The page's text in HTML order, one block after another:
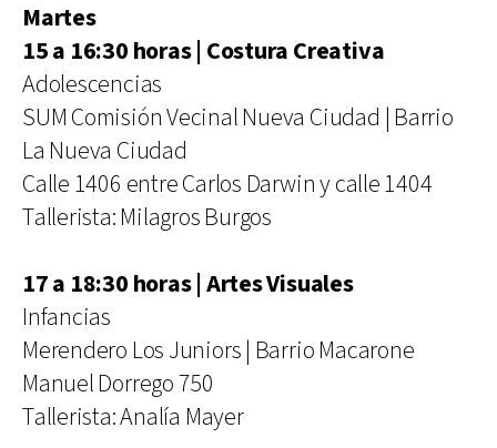
Martes
15 a 16:30 horas | Costura Creativa
Adolescencias
SUM Comisión Vecinal Nueva Ciudad | Barrio
La Nueva Ciudad
Calle 1406 entre Carlos Darwin y calle 1404
Tallerista: Milagros Burgos
17 a 18:30 horas | Artes Visuales
Infancias
Merendero Los Juniors | Barrio Macarone
Manuel Dorrego 750
Tallerista: Analía Mayer